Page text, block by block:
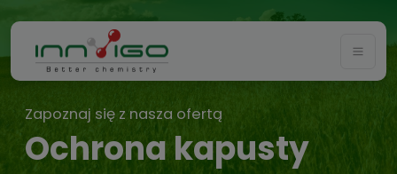
Zapoznaj się z nasza ofertą
Ochrona kapusty